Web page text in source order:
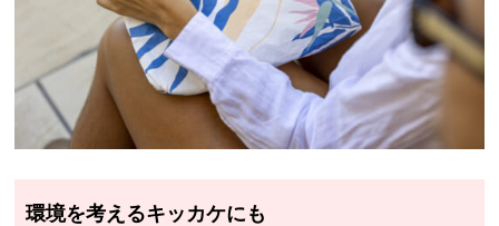
環境を考えるキッカケにも